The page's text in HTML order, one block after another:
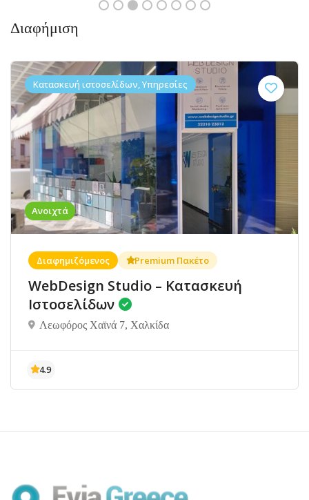
Διαφήμιση
Ανοιχτά
Κατασκευή ιστοσελίδων, Υπηρεσίες
Διαφημιζόμενος Premium Πακέτο
WebDesign Studio – Κατασκευή
Ιστοσελίδων
Λεωφόρος Χαϊνά 7, Χαλκίδα